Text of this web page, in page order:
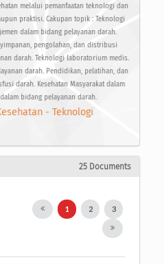
melalui pemanfaatan teknologi dan
praktisi. Cakupan topik : Teknologi
dalam bidang pelayanan darah.
pengolahan, dan distribusi
darah. Teknologi laboratorium medis.
darah. Pendidikan, pelatihan, dan
darah. Kesehatan Masyarakat dalam
bidang pelayanan darah.
- Teknologi
25 Documents
1 2 3